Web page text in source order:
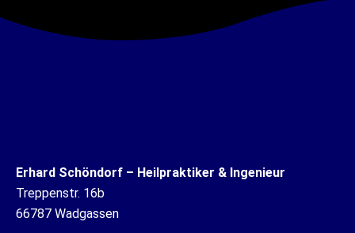
Erhard Schöndorf – Heilpraktiker & Ingenieur
Treppenstr. 16b
66787 Wadgassen